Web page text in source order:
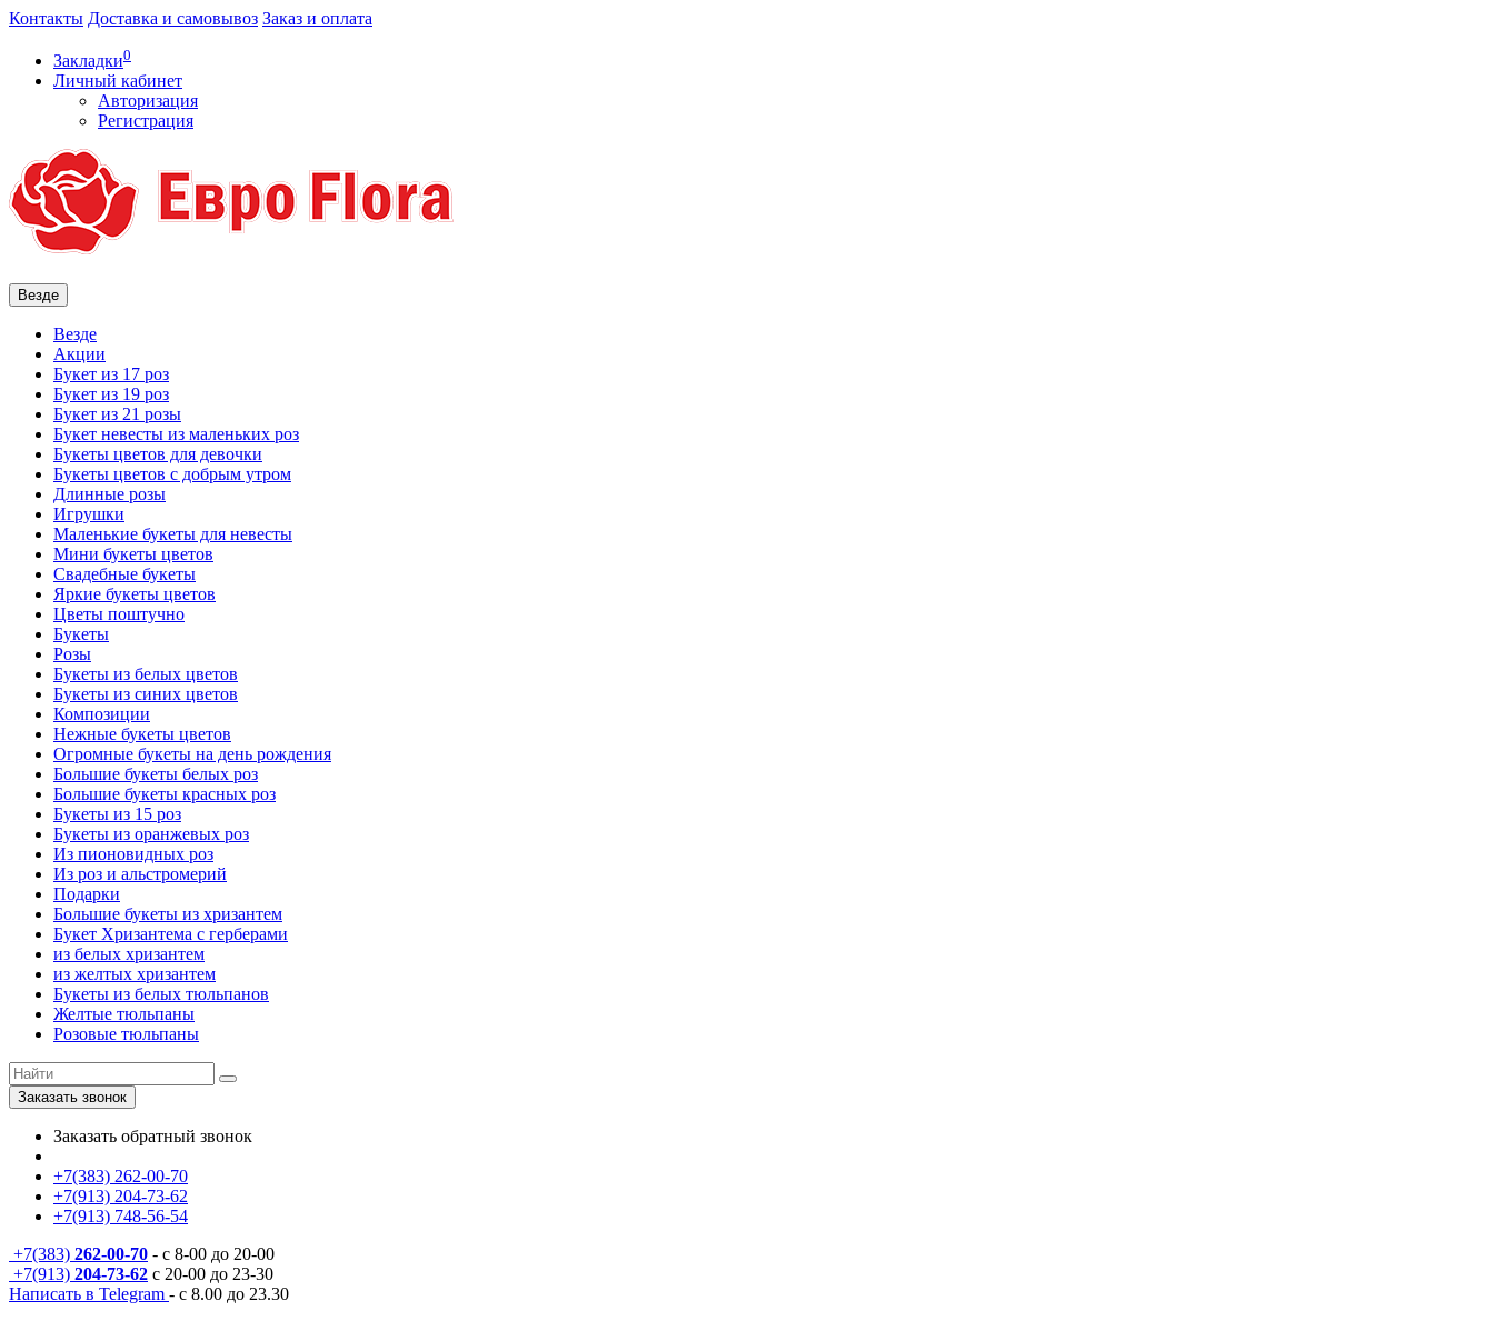
Контакты Доставка и самовывоз Заказ и оплата
Закладки0
Личный кабинет
Авторизация
Регистрация
Везде
Везде
Акции
Букет из 17 роз
Букет из 19 роз
Букет из 21 розы
Букет невесты из маленьких роз
Букеты цветов для девочки
Букеты цветов с добрым утром
Длинные розы
Игрушки
Маленькие букеты для невесты
Мини букеты цветов
Свадебные букеты
Яркие букеты цветов
Цветы поштучно
Букеты
Розы
Букеты из белых цветов
Букеты из синих цветов
Композиции
Нежные букеты цветов
Огромные букеты на день рождения
Большие букеты белых роз
Большие букеты красных роз
Букеты из 15 роз
Букеты из оранжевых роз
Из пионовидных роз
Из роз и альстромерий
Подарки
Большие букеты из хризантем
Букет Хризантема с герберами
из белых хризантем
из желтых хризантем
Букеты из белых тюльпанов
Желтые тюльпаны
Розовые тюльпаны
Заказать звонок
Заказать обратный звонок
+7(383) 262-00-70
+7(913) 204-73-62
+7(913) 748-56-54
+7(383) 262-00-70 - с 8-00 до 20-00
+7(913) 204-73-62 с 20-00 до 23-30
Написать в Telegram - с 8.00 до 23.30